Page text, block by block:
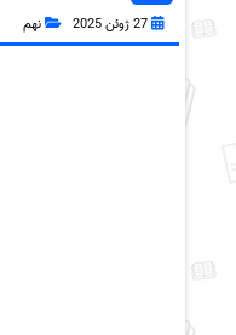
27 ژوئن 2025 نهم